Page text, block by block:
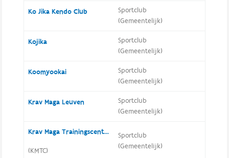
Ko Jika Kendo Club
Sportclub
(Gemeentelijk)
Kojika
Sportclub
(Gemeentelijk)
Koomyookai
Sportclub
(Gemeentelijk)
Krav Maga Leuven
Sportclub
(Gemeentelijk)
Krav Maga Trainingscentrum
(KMTC)
Sportclub
(Gemeentelijk)